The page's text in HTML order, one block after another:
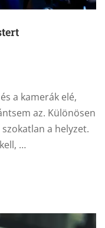
a kamerák elé,
az. Különösen
a helyzet.
…